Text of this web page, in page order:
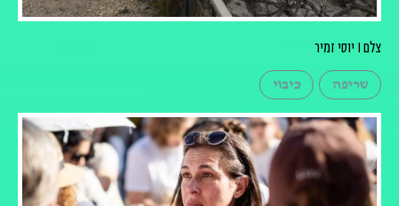
צלם I יוסי זמיר
שריפה כיבוי